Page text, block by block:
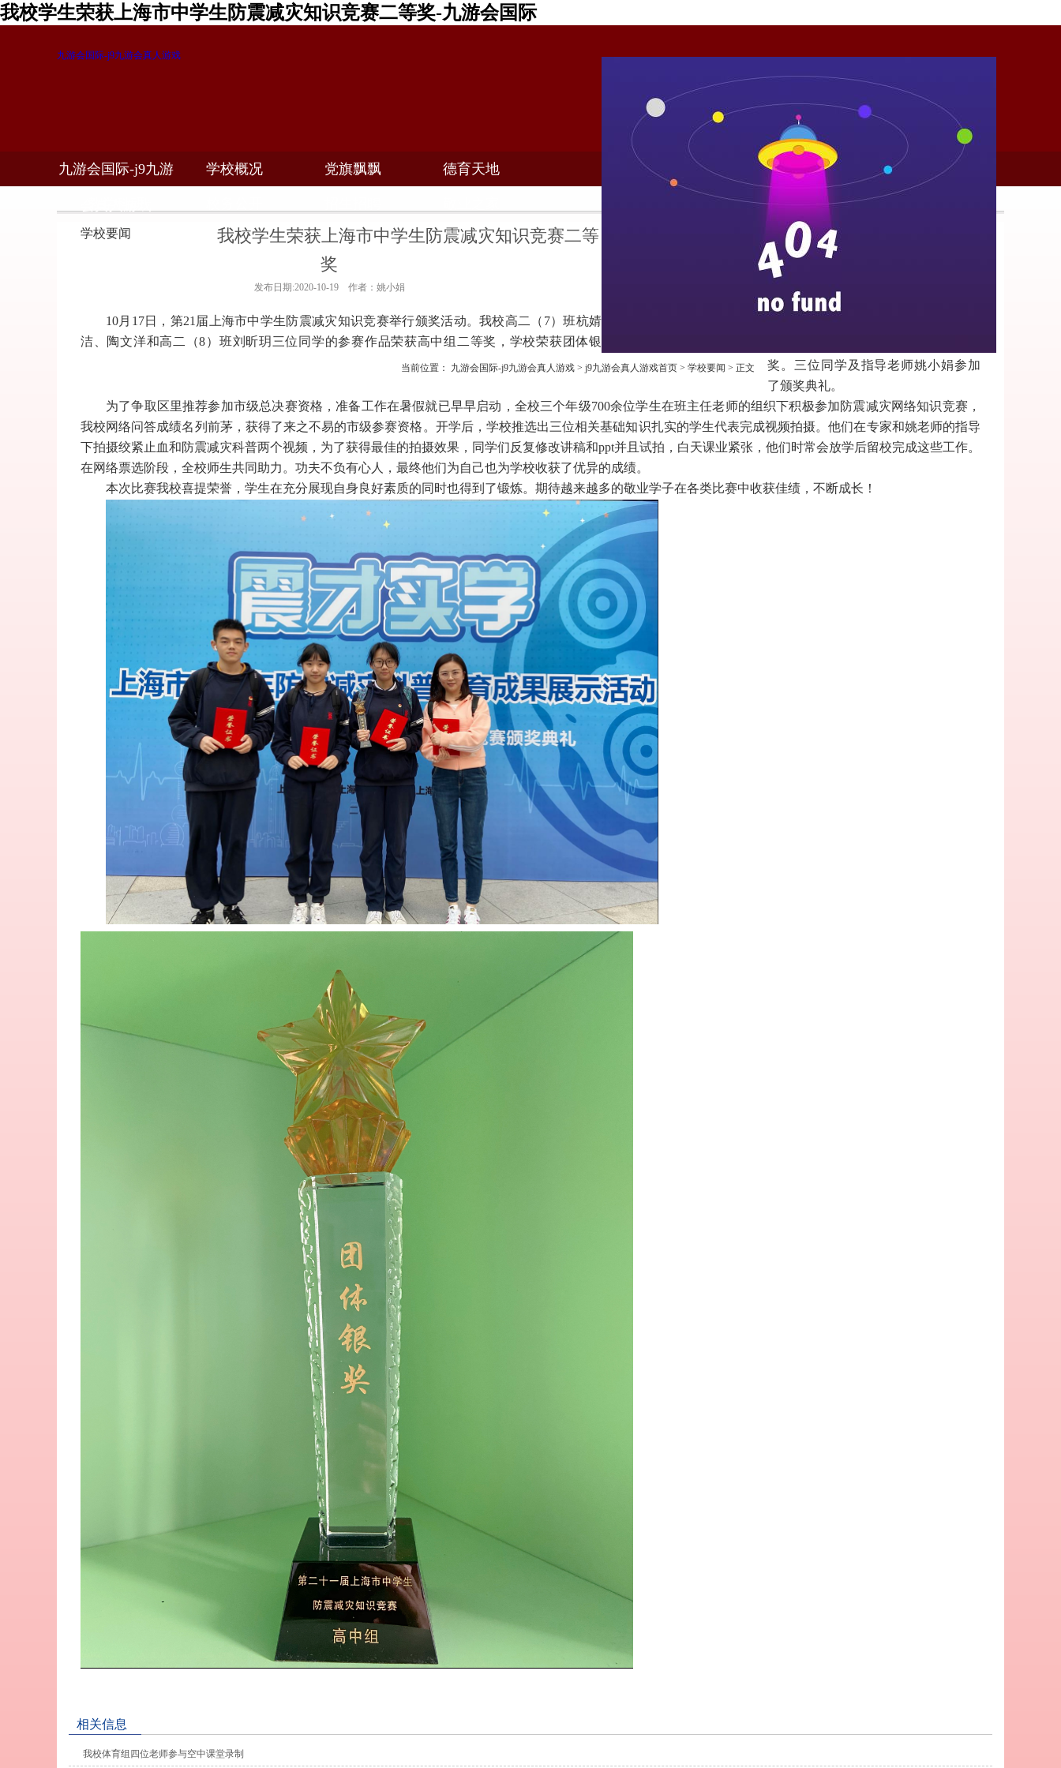
我校学生荣获上海市中学生防震减灾知识竞赛二等奖-九游会国际
九游会国际-j9九游会真人游戏
九游会国际-j9九游 学校概况 党旗飘飘 德育天地
学校要闻
当前位置： 九游会国际-j9九游会真人游戏 > j9九游会真人游戏首页 > 学校要闻 > 正文
我校学生荣获上海市中学生防震减灾知识竞赛二等
奖
发布日期:2020-10-19 作者：姚小娟
10月 17日，第21 届上海市中学生防震减灾知识竞赛举行颁奖活动。我校高二（ 7）班杭婧
洁、陶文洋和高二（8）班刘昕玥三位同学的参赛作品荣获高中组二等奖，学校荣获团体银
奖。三位同学及指导老师姚小娟参加
了颁奖典礼。
为了争取区里推荐参加市级总决赛资格，准备工作在暑假就已早早启动，全校三个年级700余位学生在班主任老师的组织下积极参加防震减灾网络知识竞赛，
我校网络问答成绩名列前茅，获得了来之不易的市级参赛资格。开学后，学校推选出三位相关基础知识扎实的学生代表完成视频拍摄。他们在专家和姚老师的指导
下拍摄绞紧止血和防震减灾科普两个视频，为了获得最佳的拍摄效果，同学们反复修改讲稿和ppt并且试拍，白天课业紧张，他们时常会放学后留校完成这些工作。
在网络票选阶段，全校师生共同助力。功夫不负有心人，最终他们为自己也为学校收获了优异的成绩。
本次比赛我校喜提荣誉，学生在充分展现自身良好素质的同时也得到了锻炼。期待越来越多的敬业学子在各类比赛中收获佳绩，不断成长！
相关信息
我校体育组四位老师参与空中课堂录制